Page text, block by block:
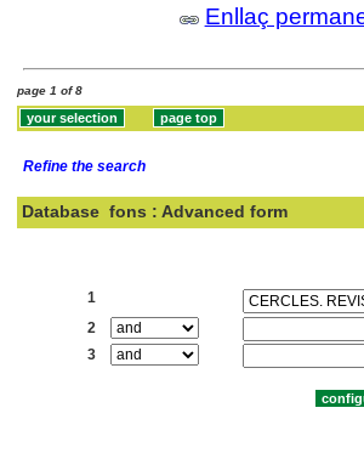
Enllaç
page 1 of 8
Refine the search
Database fons : Advanced form
1
2
3